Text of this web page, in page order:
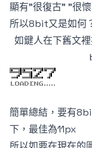
顯有"很復古" "很
所以8bit又是如何
如鍵人在下舊文
簡單總結，要有
下，最佳為11px